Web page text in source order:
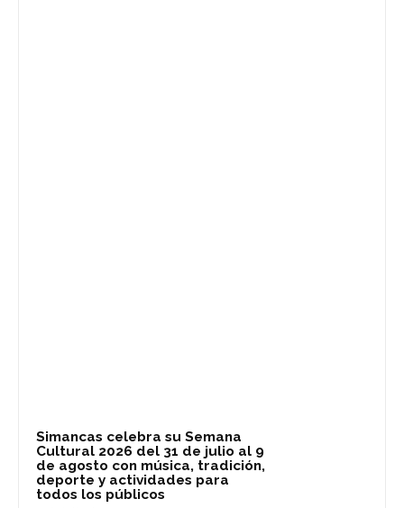
Simancas celebra su Semana
Cultural 2026 del 31 de julio al 9
de agosto con música, tradición,
deporte y actividades para
todos los públicos